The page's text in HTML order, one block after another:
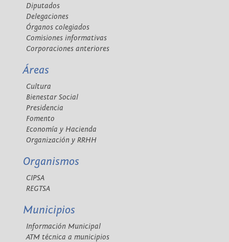
Diputados
Delegaciones
Órganos colegiados
Comisiones informativas
Corporaciones anteriores
Áreas
Cultura
Bienestar Social
Presidencia
Fomento
Economía y Hacienda
Organización y RRHH
Organismos
CIPSA
REGTSA
Municipios
Información Municipal
ATM técnica a municipios